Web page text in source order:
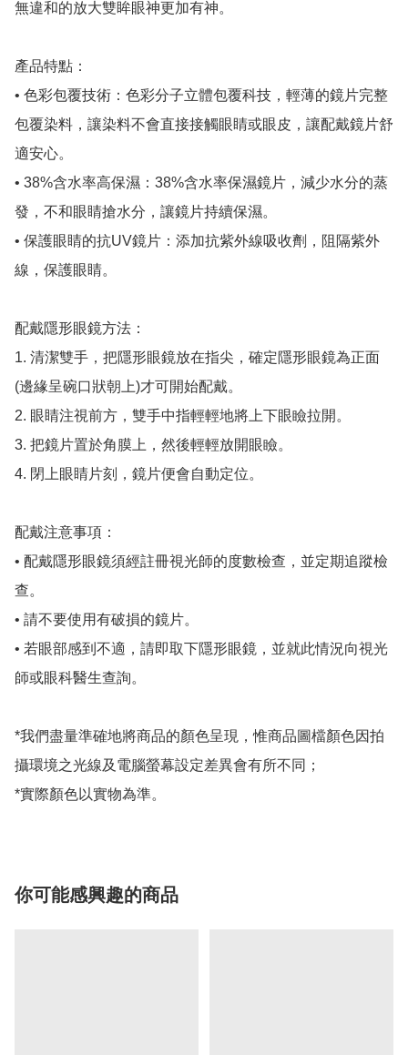
無違和的放大雙眸眼神更加有神。
產品特點：
• 色彩包覆技術：色彩分子立體包覆科技，輕薄的鏡片完整
包覆染料，讓染料不會直接接觸眼睛或眼皮，讓配戴鏡片舒
適安心。
• 38%含水率高保濕：38%含水率保濕鏡片，減少水分的蒸
發，不和眼睛搶水分，讓鏡片持續保濕。
• 保護眼睛的抗UV鏡片：添加抗紫外線吸收劑，阻隔紫外
線，保護眼睛。
配戴隱形眼鏡方法：
1. 清潔雙手，把隱形眼鏡放在指尖，確定隱形眼鏡為正面
(邊緣呈碗口狀朝上)才可開始配戴。
2. 眼睛注視前方，雙手中指輕輕地將上下眼瞼拉開。
3. 把鏡片置於角膜上，然後輕輕放開眼瞼。
4. 閉上眼睛片刻，鏡片便會自動定位。
配戴注意事項：
• 配戴隱形眼鏡須經註冊視光師的度數檢查，並定期追蹤檢
查。
• 請不要使用有破損的鏡片。
• 若眼部感到不適，請即取下隱形眼鏡，並就此情況向視光
師或眼科醫生查詢。
*我們盡量準確地將商品的顏色呈現，惟商品圖檔顏色因拍
攝環境之光線及電腦螢幕設定差異會有所不同；
*實際顏色以實物為準。
你可能感興趣的商品